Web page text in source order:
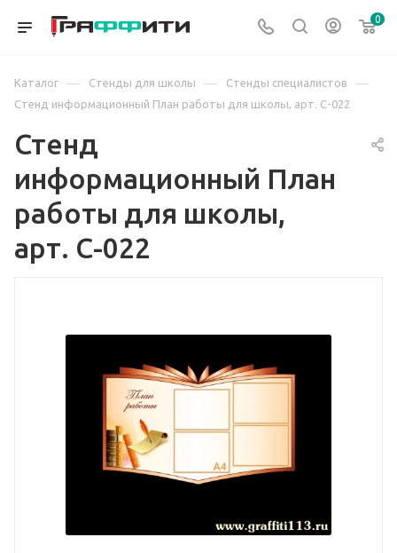
0
Каталог — Стенды для школы — Стенды специалистов —
Стенд информационный План работы для школы, арт. С-022
Стенд
информационный План
работы для школы,
арт. С-022